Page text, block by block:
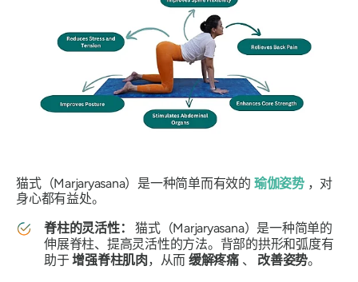
猫式（Marjaryasana）是一种简单而有效的 瑜伽姿势，对
身心都有益处。
脊柱的灵活性：
猫式（Marjaryasana）是一种简单的
伸展脊柱、提高灵活性的方法。背部的拱形和弧度有
助于增强脊柱肌肉，从而 缓解疼痛、 改善姿势。